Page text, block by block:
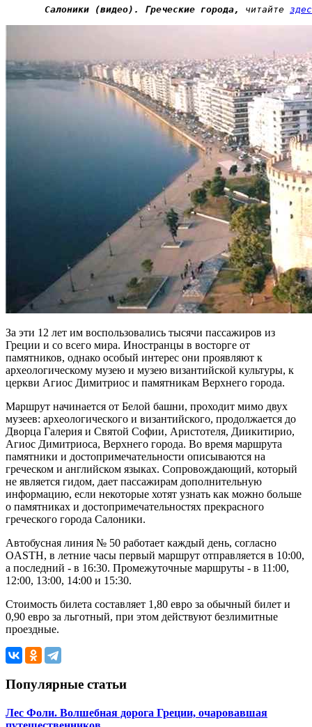
       Салоники (видео). Греческие города,
читайте
За эти 12 лет им воспользовались тысячи пассажиров из
Греции и со всего мира. Иностранцы в восторге от
памятников, однако особый интерес они проявляют к
археологическому музею и музею византийской культуры, к
церкви Агиос Димитриос и памятникам Верхнего города.
Маршрут начинается от Белой башни, проходит мимо двух
музеев: археологического и византийского, продолжается до
Дворца Галерия и Святой Софии, Аристотеля, Диикитирио,
Агиос Димитриоса, Верхнего города. Во время маршрута
памятники и достопримечательности описываются на
греческом и английском языках. Сопровождающий, который
не является гидом, дает пассажирам дополнительную
информацию, если некоторые хотят узнать как можно больше
о памятниках и достопримечательностях прекрасного
греческого города Салоники.
Автобусная линия № 50 работает каждый день, согласно
OASTH, в летние часы первый маршрут отправляется в 10:00,
а последний - в 16:30. Промежуточные маршруты - в 11:00,
12:00, 13:00, 14:00 и 15:30.
Стоимость билета составляет 1,80 евро за обычный билет и
0,90 евро за льготный, при этом действуют безлимитные
проездные.
Популярные статьи
Лес Фоли. Волшебная дорога Греции, очаровавшая